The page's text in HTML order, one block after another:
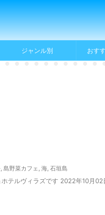
ジャンル別 おす
, 島野菜カフェ, 海, 石垣島
テルヴィラズです 2022年10月02